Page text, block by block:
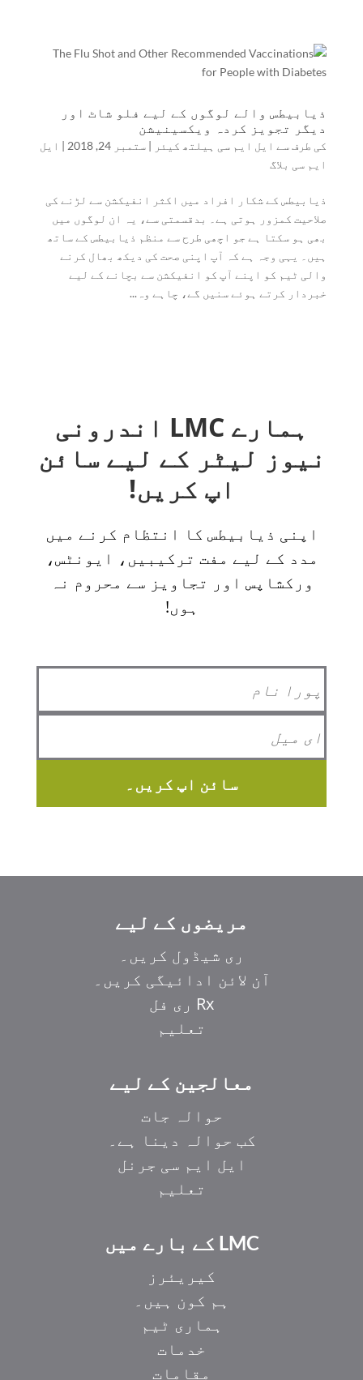
ذیابیطس والے لوگوں کے لیے فلو شاٹ اور
دیگر تجویز کردہ ویکسینیشن
کی طرف سے ایل ایم سی ہیلتھ کیئر | ستمبر 24, 2018 | ایل
ایم سی بلاگ
ذیابیطس کے شکار افراد میں اکثر انفیکشن سے لڑنے کی
صلاحیت کمزور ہوتی ہے۔ بدقسمتی سے، یہ ان لوگوں میں
بھی ہو سکتا ہے جو اچھی طرح سے منظم ذیابیطس کے ساتھ
ہیں۔ یہی وجہ ہے کہ آپ اپنی صحت کی دیکھ بھال کرنے
والی ٹیم کو اپنے آپ کو انفیکشن سے بچانے کے لیے
خبردار کرتے ہوئے سنیں گے، چاہے وہ...
ہمارے LMC اندرونی
نیوز لیٹر کے لیے سائن
اپ کریں!
اپنی ذیابیطس کا انتظام کرنے میں
مدد کے لیے مفت ترکیبیں، ایونٹس،
ورکشاپس اور تجاویز سے محروم نہ
ہوں!
سائن اپ کریں۔
مریضوں کے لیے
ری شیڈول کریں۔
آن لائن ادائیگی کریں۔
Rx ری فل
تعلیم
معالجین کے لیے
حوالہ جات
کب حوالہ دینا ہے۔
ایل ایم سی جرنل
تعلیم
LMC کے بارے میں
کیریئرز
ہم کون ہیں۔
ہماری ٹیم
خدمات
مقامات